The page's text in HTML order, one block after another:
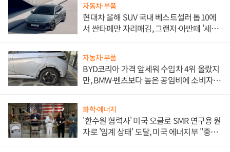
자동차·부품
현대차 올해 SUV 국내 베스트셀러 톱10에
서 싼타페만 자리매김, 그랜저·아반떼 '세단
자동차·부품
BYD코리아 가격 앞세워 수입차 4위 올랐지
만, BMW·벤츠보다 높은 공임비에 소비자
화학·에너지
'한수원 협력사' 미국 오클로 SMR 연구용 원
자로 '임계 상태' 도달, 미국 에너지부 "중요